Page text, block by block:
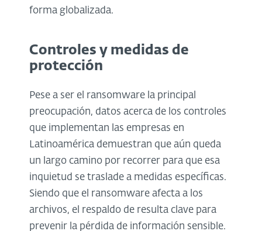
forma globalizada.
Controles y medidas de
protección
Pese a ser el ransomware la principal
preocupación, datos acerca de los controles
que implementan las empresas en
Latinoamérica demuestran que aún queda
un largo camino por recorrer para que esa
inquietud se traslade a medidas específicas.
Siendo que el ransomware afecta a los
archivos, el respaldo de resulta clave para
prevenir la pérdida de información sensible.